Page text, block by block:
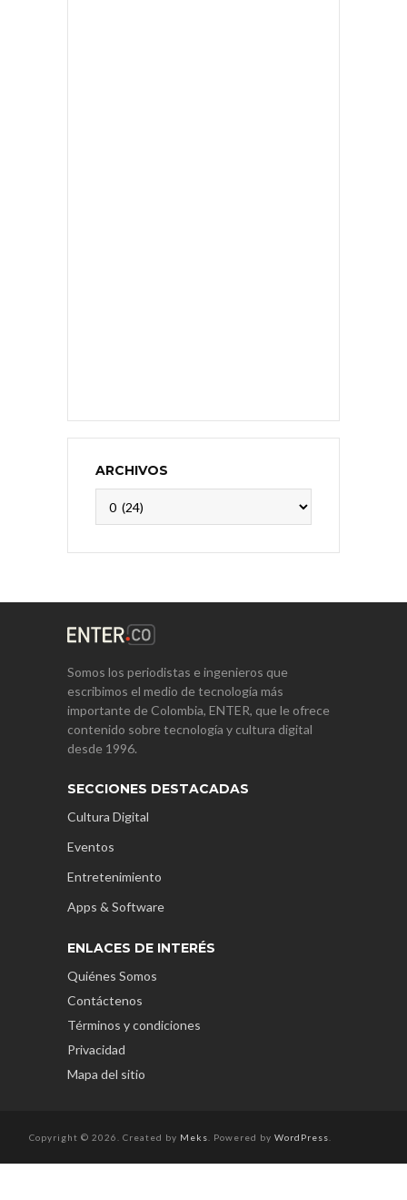
ARCHIVOS
Somos los periodistas e ingenieros que
escribimos el medio de tecnología más
importante de Colombia, ENTER, que le ofrece
contenido sobre tecnología y cultura digital
desde 1996.
SECCIONES DESTACADAS
Cultura Digital
Eventos
Entretenimiento
Apps & Software
ENLACES DE INTERÉS
Quiénes Somos
Contáctenos
Términos y condiciones
Privacidad
Mapa del sitio
Copyright © 2026. Created by Meks . Powered by WordPress